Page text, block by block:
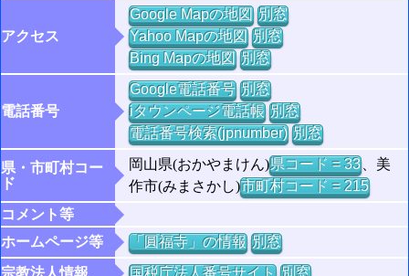
アクセス
Google Mapの地図 別窓
Yahoo Mapの地図 別窓
Bing Mapの地図 別窓
電話番号
Google電話番号 別窓
iタウンページ電話帳 別窓
電話番号検索(jpnumber) 別窓
県・市町村コー
ド
岡山県(おかやまけん)県コード = 33、美
作市(みまさかし)市町村コード = 215
コメント等
ホームページ等
「圓福寺」の情報 別窓